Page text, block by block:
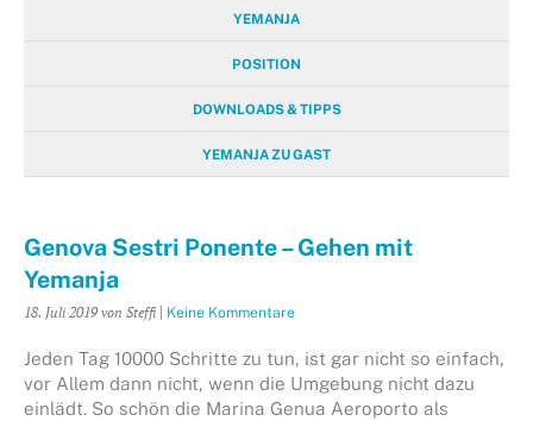
YEMANJA
POSITION
DOWNLOADS & TIPPS
YEMANJA ZU GAST
Genova Sestri Ponente – Gehen mit
Yemanja
18. Juli 2019von Steffi Keine Kommentare
Jeden Tag 10000 Schritte zu tun, ist gar nicht so einfach,
vor Allem dann nicht, wenn die Umgebung nicht dazu
einlädt. So schön die Marina Genua Aeroporto als